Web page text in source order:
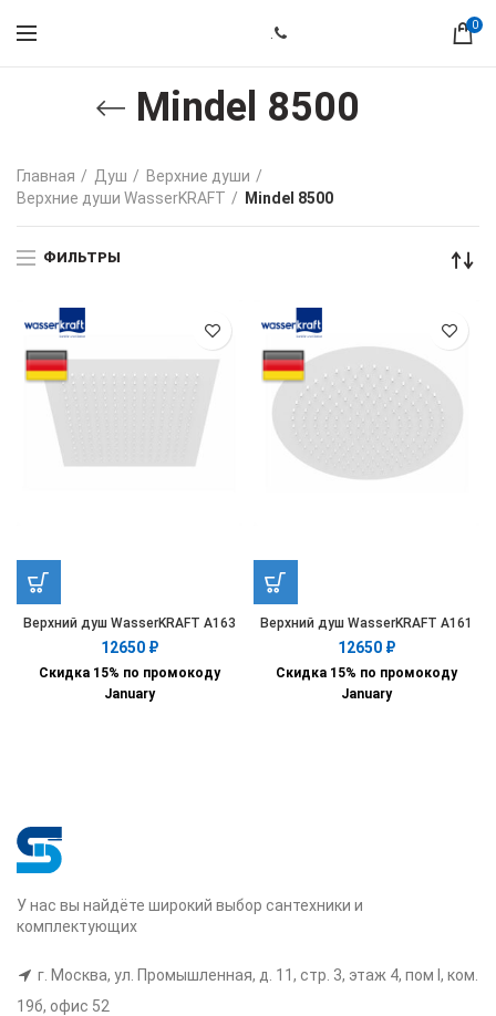
0
Mindel 8500
Главная Душ
Верхние души
Верхние души WasserKRAFT
Mindel 8500
ФИЛЬТРЫ
Верхний душ WasserKRAFT A163
12650 ₽
Скидка 15% по промокоду
January
Верхний душ WasserKRAFT A161
12650 ₽
Скидка 15% по промокоду
January
У нас вы найдёте широкий выбор сантехники и
комплектующих
г. Москва, ул. Промышленная, д. 11, стр. 3, этаж 4, пом I, ком.
19б, офис 52